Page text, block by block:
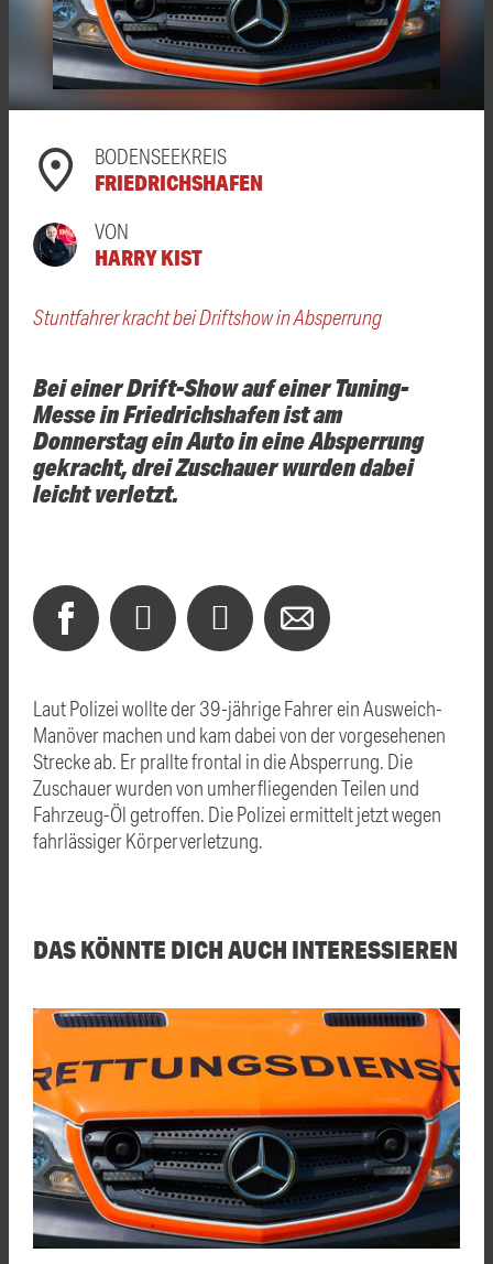
BODENSEEKREIS
FRIEDRICHSHAFEN
VON
HARRY KIST
Stuntfahrer kracht bei Driftshow in Absperrung
Bei einer Drift-Show auf einer Tuning-
Messe in Friedrichshafen ist am
Donnerstag ein Auto in eine Absperrung
gekracht, drei Zuschauer wurden dabei
leicht verletzt.
Laut Polizei wollte der 39-jährige Fahrer ein Ausweich-
Manöver machen und kam dabei von der vorgesehenen
Strecke ab. Er prallte frontal in die Absperrung. Die
Zuschauer wurden von umherfliegenden Teilen und
Fahrzeug-Öl getroffen. Die Polizei ermittelt jetzt wegen
fahrlässiger Körperverletzung.
DAS KÖNNTE DICH AUCH INTERESSIEREN